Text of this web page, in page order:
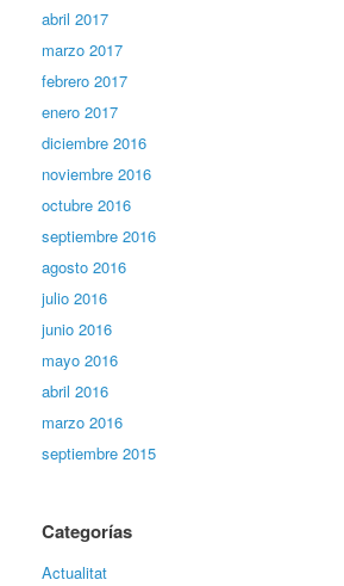
abril 2017
marzo 2017
febrero 2017
enero 2017
diciembre 2016
noviembre 2016
octubre 2016
septiembre 2016
agosto 2016
julio 2016
junio 2016
mayo 2016
abril 2016
marzo 2016
septiembre 2015
Categorías
Actualitat